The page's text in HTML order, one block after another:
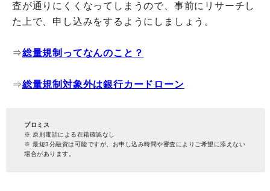
査が通りにくくなってしまうので、事前にリサーチし
た上で、申し込みをするようにしましょう。
⇒総量規制ってなんのこと？
⇒総量規制対象外は銀行カードローン
プロミス
※ 原則電話による在籍確認なし
※ 最短3分融資は可能ですが、お申し込み時間や審査によりご希望に添えない
場合があります。